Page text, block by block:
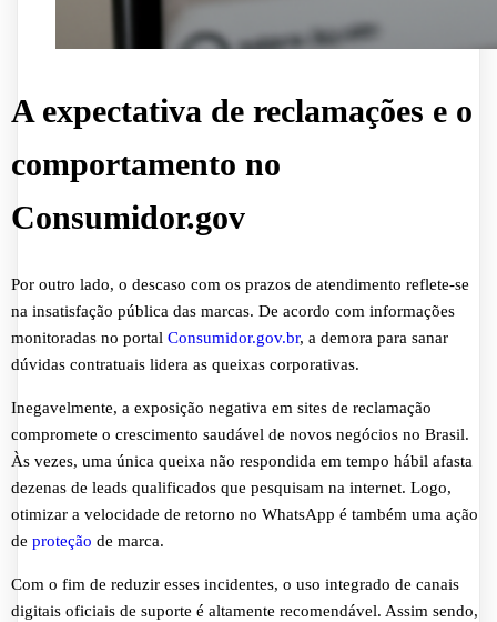
A expectativa de reclamações e o
comportamento no
Consumidor.gov
Por outro lado, o descaso com os prazos de atendimento reflete-se
na insatisfação pública das marcas. De acordo com informações
monitoradas no portal Consumidor.gov.br, a demora para sanar
dúvidas contratuais lidera as queixas corporativas.
Inegavelmente, a exposição negativa em sites de reclamação
compromete o crescimento saudável de novos negócios no Brasil.
Às vezes, uma única queixa não respondida em tempo hábil afasta
dezenas de leads qualificados que pesquisam na internet. Logo,
otimizar a velocidade de retorno no WhatsApp é também uma ação
de proteção de marca.
Com o fim de reduzir esses incidentes, o uso integrado de canais
digitais oficiais de suporte é altamente recomendável. Assim sendo,